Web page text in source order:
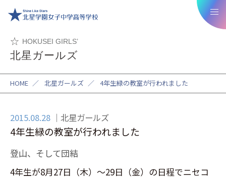
HOKUSEI GIRLS’
北星ガールズ
HOME ／ 北星ガールズ ／ 4年生緑の教室が行われました
2015.08.28 北星ガールズ
4年生緑の教室が行われました
登山、そして団結
4年生が8月27日（木）～29日（金）の日程でニセコ